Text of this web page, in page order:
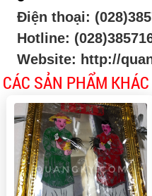
Điện thoại:
Hotline:
Website: http://
CÁC SẢN PHẨM KHÁC